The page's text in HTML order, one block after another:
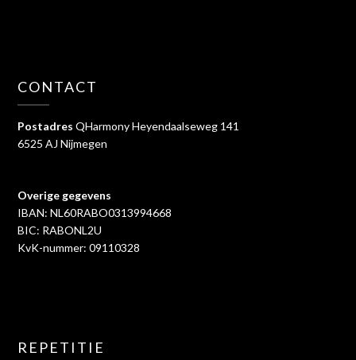
CONTACT
Postadres QHarmony Heyendaalseweg 141
6525 AJ Nijmegen
Overige gegevens
IBAN: NL60RABO0313994668
BIC: RABONL2U
KvK-nummer: 09110328
REPETITIE